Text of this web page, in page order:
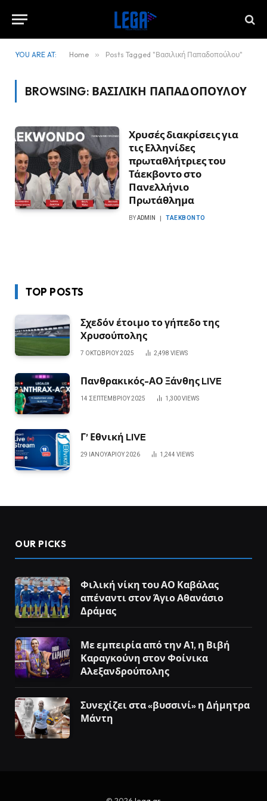
YOU ARE AT: Home » Posts Tagged "Βασιλική Παπαδοπούλου"
BROWSING: ΒΑΣΙΛΙΚΉ ΠΑΠΑΔΟΠΟΎΛΟΥ
Χρυσές διακρίσεις για
τις Ελληνίδες
πρωταθλήτριες του
Τάεκβοντο στο
Πανελλήνιο
Πρωτάθλημα
BYADMIN ΤΑΕΚΒΟΝΤΌ
TOP POSTS
Σχεδόν έτοιμο το γήπεδο της
Χρυσούπολης
7 ΟΚΤΩΒΡΊΟΥ 2025 2,498 VIEWS
Πανθρακικός-ΑΟ Ξάνθης LIVE
14 ΣΕΠΤΕΜΒΡΊΟΥ 2025 1,300VIEWS
Γ’ Εθνική LIVE
29 ΙΑΝΟΥΑΡΊΟΥ 2026 1,244 VIEWS
OUR PICKS
Φιλική νίκη του ΑΟ Καβάλας
απέναντι στον Άγιο Αθανάσιο
Δράμας
Με εμπειρία από την Α1, η Βιβή
Καραγκούνη στον Φοίνικα
Αλεξανδρούπολης
Συνεχίζει στα «βυσσινί» η Δήμητρα
Μάντη